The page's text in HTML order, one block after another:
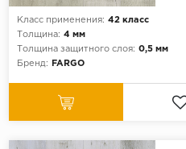
Класс применения: 42 класс
Толщина: 4 мм
Толщина защитного слоя: 0,5 мм
Бренд:
FARGO